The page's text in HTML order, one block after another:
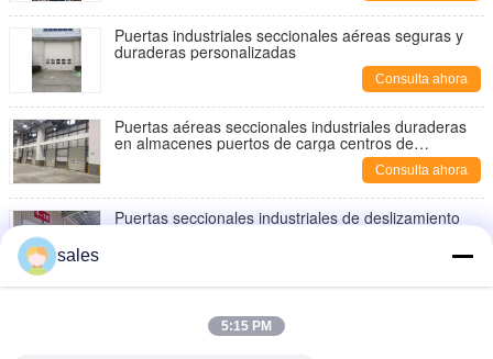
Puertas industriales seccionales aéreas seguras y
duraderas personalizadas
Consulta ahora
Puertas aéreas seccionales industriales duraderas
en almacenes puertos de carga centros de
Consulta ahora
Puertas seccionales industriales de deslizamiento
Consulta ahora
toneladas hidráulico Scissor color del gris de la
plataforma de la elevación
sales
5:15 PM